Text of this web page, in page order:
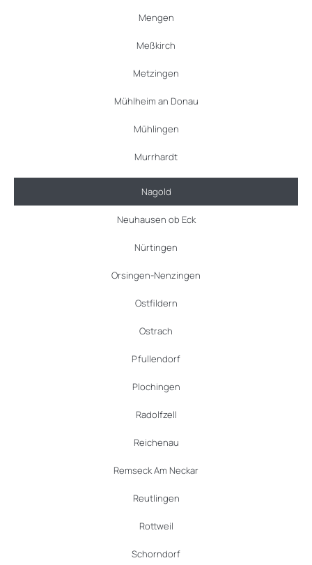
Mengen
Meßkirch
Metzingen
Mühlheim an Donau
Mühlingen
Murrhardt
Nagold
Neuhausen ob Eck
Nürtingen
Orsingen-Nenzingen
Ostfildern
Ostrach
Pfullendorf
Plochingen
Radolfzell
Reichenau
Remseck Am Neckar
Reutlingen
Rottweil
Schorndorf